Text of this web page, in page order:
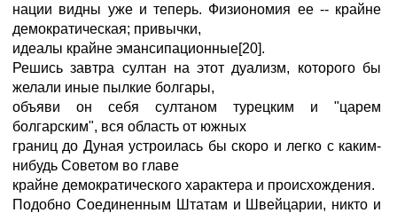
нации видны уже и теперь. Физиономия ее -- крайне
демократическая; привычки,
идеалы крайне эмансипационные[20].
Решись завтра султан на этот дуализм, которого бы
желали иные пылкие болгары,
объяви он себя султаном турецким и "царем
болгарским", вся область от южных
границ до Дуная устроилась бы скоро и легко с каким-
нибудь Советом во главе
крайне демократического характера и происхождения.
Подобно Соединенным Штатам и Швейцарии, никто и